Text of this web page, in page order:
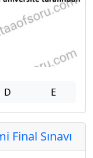
D E
Final Sınavı